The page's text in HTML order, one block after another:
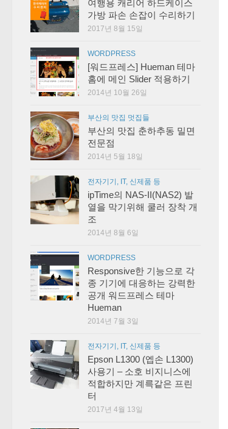
여행용 캐리어 하드케이스
가방 파손 손잡이 수리하기
2017년 8월 15일
WORDPRESS
[워드프레스] Hueman 테마
홈에 메인 Slider 적용하기
2014년 10월 26일
부산의 맛집 멋집들
부산의 맛집 춘하추동 밀면
전문점
2014년 5월 18일
전자기기, IT, 신제품 등
ipTime의 NAS-II(NAS2) 발
열을 막기위해 쿨러 장착 개
조
2014년 8월 6일
WORDPRESS
Responsive한 기능으로 각
종 기기에 대응하는 강력한
공개 워드프레스 테마
Hueman
2014년 7월 3일
전자기기, IT, 신제품 등
Epson L1300 (엡손 L1300)
사용기 – 소호 비지니스에
적합하지만 계륵같은 프린
터
2017년 4월 13일